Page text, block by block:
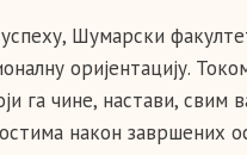
Шумарски
оријентацију.
га чине, настави, свим
након завршених